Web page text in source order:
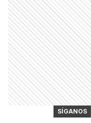
SÍGANOS